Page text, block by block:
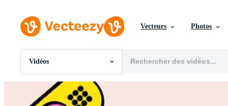
Vecteurs Photos
Vidéos
Toutes Images
Photos
PNGs